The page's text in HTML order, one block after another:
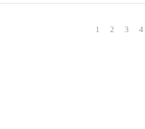
1 2 3 4